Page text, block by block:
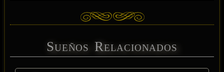
Sueños Relacionados